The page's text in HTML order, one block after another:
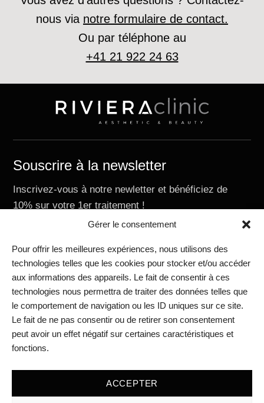
Gérer le consentement
Pour offrir les meilleures expériences, nous utilisons des
technologies telles que les cookies pour stocker et/ou accéder
aux informations des appareils. Le fait de consentir à ces
technologies nous permettra de traiter des données telles que
le comportement de navigation ou les ID uniques sur ce site.
Le fait de ne pas consentir ou de retirer son consentement
peut avoir un effet négatif sur certaines caractéristiques et
fonctions.
ACCEPTER
nous via notre formulaire de contact.
Ou par téléphone au
+41 21 922 24 63
Souscrire à la newsletter
Inscrivez-vous à notre newletter et bénéficiez de
10% sur votre 1er traitement !
RIVIERAClinic Academy
RIVIERAClinic Vevey
RIVIERAclinic Lausanne
Médias
Blog